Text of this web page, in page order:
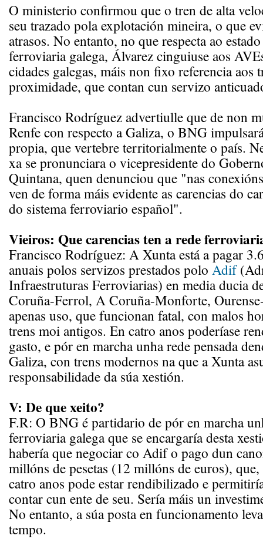
O ministerio confirmou que o tren de alta
seu trazado pola explotación mineira, o que
atrasos. No entanto, no que respecta ao
ferroviaria galega, Álvarez cinguiuse aos
cidades galegas, máis non fixo referencia aos
proximidade, que contan cun servizo
Francisco Rodríguez advertiulle que de non
Renfe con respecto a Galiza, o BNG
propia, que vertebre territorialmente o país.
xa se pronunciara o vicepresidente do
Quintana, quen denunciou que "nas
ven de forma máis evidente as carencias do
do sistema ferroviario español".
Vieiros: Que carencias ten a rede
Francisco Rodríguez: A Xunta está a pagar
anuais polos servizos prestados polo Adif
Infraestruturas Ferroviarias) en media ducia
Coruña-Ferrol, A Coruña-Monforte,
apenas uso, que funcionan fatal, con malos
trens moi antigos. En catro anos poderíase
gasto, e pór en marcha unha rede pensada
Galiza, con trens modernos na que a Xunta
responsabilidade da súa xestión.
V: De que xeito?
F.R: O BNG é partidario de pór en marcha
ferroviaria galega que se encargaría desta
habería que negociar co Adif o pago dun
millóns de pesetas (12 millóns de euros),
catro anos pode estar rendibilizado e
contar cun ente de seu. Sería máis un
No entanto, a súa posta en funcionamento
tempo.